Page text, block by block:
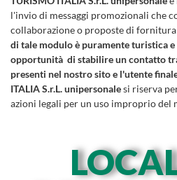
l'invio di messaggi promozionali che
collaborazione o proposte di
di tale modulo è puramente turistica
opportunità di stabilire un contatto
presenti nel nostro sito e l'utente
ITALIA S.r.L. unipersonalesi riserva
azioni legali per un uso improprio del